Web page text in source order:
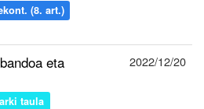
(8. art.)
eta
taula
2022/12/20